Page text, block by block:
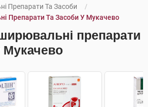
Препарати Та Засоби
Препарати Та Засоби У Мукачево
препарати
Мукачево